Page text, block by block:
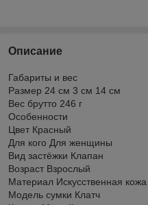
Описание
Габариты и вес
Размер 24 см 3 см 14 см
Вес брутто 246 г
Особенности
Цвет Красный
Для кого Для женщины
Вид застёжки Клапан
Возраст Взрослый
Материал Искусственная кожа
Модель сумки Клатч